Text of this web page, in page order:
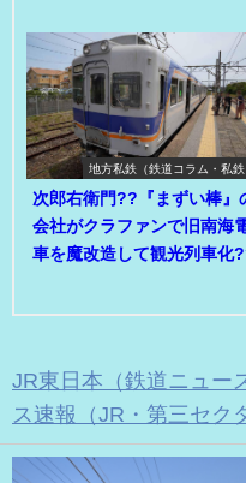
地方私鉄（鉄道コラム・私鉄
次郎右衛門??『まずい棒』
会社がクラファンで旧南海
車を魔改造して観光列車化
JR東日本（鉄道ニュー
ス速報（JR・第三セク